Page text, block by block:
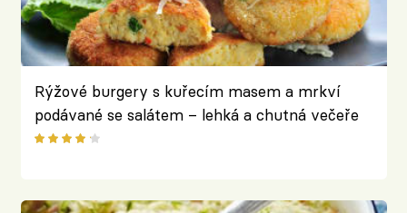
Rýžové burgery s kuřecím masem a mrkví
podávané se salátem – lehká a chutná večeře